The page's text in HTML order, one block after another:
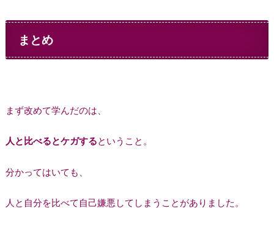
まとめ
まず改めて学んだのは、
人と比べるとケガするということ。
分かってはいても、
人と自分を比べて自己嫌悪してしまうことがありました。